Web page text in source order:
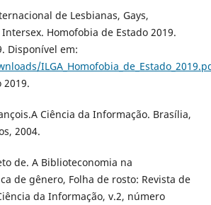
de Lesbianas, Gays,
Homofobia de Estado 2019.
Disponível em:
2019.
Ciência da Informação. Brasília,
2004.
de. A Biblioteconomia na
de gênero, Folha de rosto: Revista de
da Informação, v.2, número